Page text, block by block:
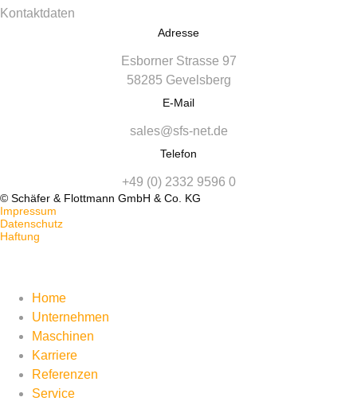
Kontaktdaten
Adresse
Esborner Strasse 97
58285 Gevelsberg
E-Mail
sales@sfs-net.de
Telefon
+49 (0) 2332 9596 0
© Schäfer & Flottmann GmbH & Co. KG
Impressum
Datenschutz
Haftung
Home
Unternehmen
Maschinen
Karriere
Referenzen
Service